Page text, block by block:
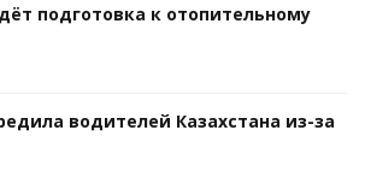
подготовка к отопительному
водителей Казахстана из-за